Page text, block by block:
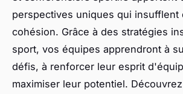
perspectives uniques qui insufflent
cohésion. Grâce à des stratégies
sport, vos équipes apprendront à
défis, à renforcer leur esprit
maximiser leur potentiel.